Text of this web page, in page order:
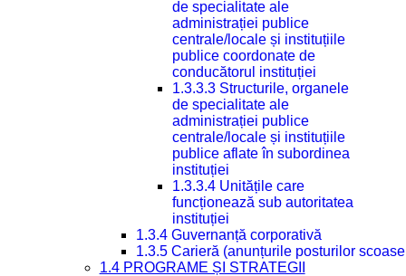
de specialitate ale
administrației publice
centrale/locale și instituțiile
publice coordonate de
conducătorul instituției
1.3.3.3 Structurile, organele
de specialitate ale
administrației publice
centrale/locale și instituțiile
publice aflate în subordinea
instituției
1.3.3.4 Unitățile care
funcționează sub autoritatea
instituției
1.3.4 Guvernanță corporativă
1.3.5 Carieră (anunțurile posturilor
1.4 PROGRAME ȘI STRATEGII